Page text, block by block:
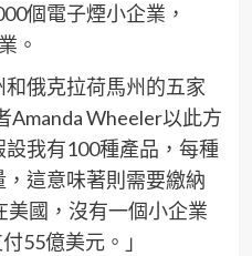
個電子煙小企業，
。
俄克拉荷馬州的五家
Amanda Wheeler以此方
我有100種產品，每種
這意味著則需要繳納
美國，沒有一個小企業
55億美元。」